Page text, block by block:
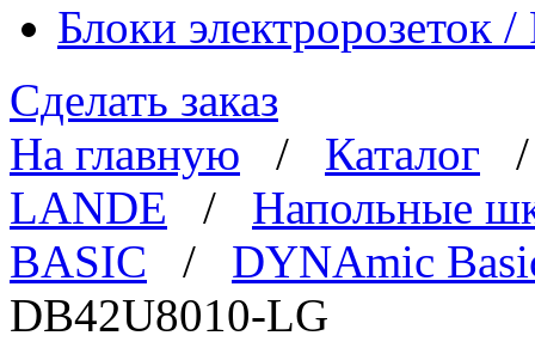
Блоки электророзеток
Сделать заказ
На главную / Каталог
LANDE / Напольные
BASIC / DYNAmic
DB42U8010-LG